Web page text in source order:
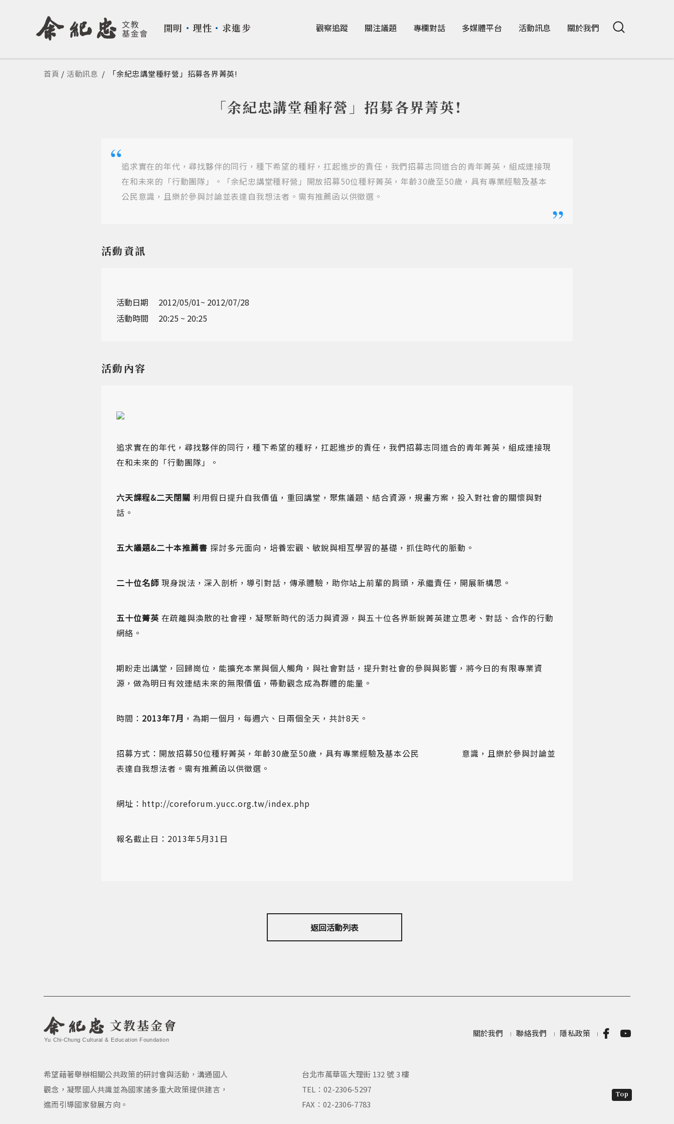
開明 ・ 理性 ・ 求進步 觀察追蹤 關注議題 專欄對話 多媒體平台 活動訊息 關於我們
您在這裡
首頁 / 活動訊息 / 「余紀忠講堂種籽營」招募各界菁英!
「余紀忠講堂種籽營」招募各界菁英!
追求實在的年代，尋找夥伴的同行，種下希望的種籽，扛起進步的責任，我們招募志同道合的青年菁英，組成連接現
在和未來的「行動團隊」。「余紀忠講堂種籽營」開放招募50位種籽菁英，年齡30歲至50歲，具有專業經驗及基本
公民意識，且樂於參與討論並表達自我想法者。需有推薦函以供徵選。
活動資訊
活動日期
2012/05/01~ 2012/07/28
活動時間
20:25 ~ 20:25
活動內容
追求實在的年代，尋找夥伴的同行，種下希望的種籽，扛起進步的責任，我們招募志同道合的青年菁英，組成連接現
在和未來的「行動團隊」。
六天課程&二天閉關 利用假日提升自我價值，重回講堂，聚焦議題、結合資源，規畫方案，投入對社會的關懷與對
話。
五大議題&二十本推薦書 探討多元面向，培養宏觀、敏銳與相互學習的基礎，抓住時代的脈動。
二十位名師 現身說法，深入剖析，導引對話，傳承體驗，助你站上前輩的肩頭，承繼責任，開展新構思。
五十位菁英 在疏離與渙散的社會裡，凝聚新時代的活力與資源，與五十位各界新銳菁英建立思考、對話、合作的行動
網絡。
期盼走出講堂，回歸崗位，能擴充本業與個人觸角，與社會對話，提升對社會的參與與影響，將今日的有限專業資
源，做為明日有效連結未來的無限價值，帶動觀念成為群體的能量。
時間： 2013年7月 ，為期一個月，每週六、日兩個全天，共計8天。
招募方式：開放招募50位種籽菁英，年齡30歲至50歲，具有專業經驗及基本公民 意識，且樂於參與討論並
表達自我想法者。需有推薦函以供徵選。
網址： http://coreforum.yucc.org.tw/index.php
報名截止日：2013年5月31日
返回活動列表
文教基金會
Yu Chi-Chung Cultural & Education Foundation
關於我們 聯絡我們 隱私政策
希望藉著舉辦相關公共政策的研討會與活動，溝通國人
觀念，凝聚國人共識並為國家諸多重大政策提供建言，
進而引導國家發展方向。
台北市萬華區大理街 132 號 3 樓
TEL：02-2306-5297
FAX：02-2306-7783
Top